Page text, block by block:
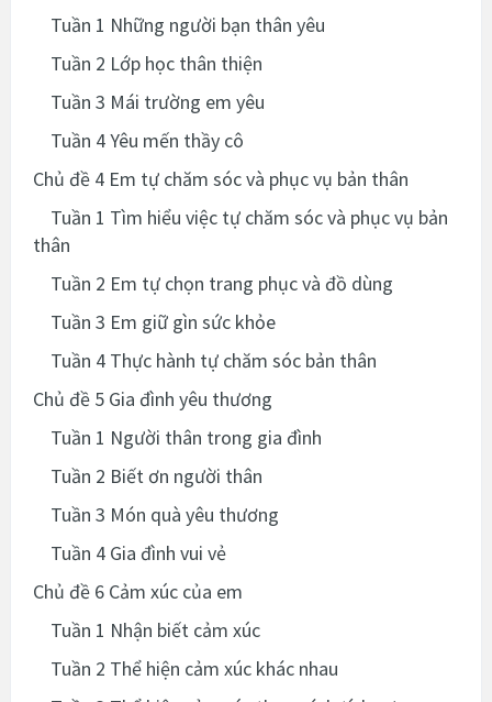
Tuần 1 Những người bạn thân yêu
Tuần 2 Lớp học thân thiện
Tuần 3 Mái trường em yêu
Tuần 4 Yêu mến thầy cô
Chủ đề 4 Em tự chăm sóc và phục vụ bản thân
Tuần 1 Tìm hiểu việc tự chăm sóc và phục vụ bản
thân
Tuần 2 Em tự chọn trang phục và đồ dùng
Tuần 3 Em giữ gìn sức khỏe
Tuần 4 Thực hành tự chăm sóc bản thân
Chủ đề 5 Gia đình yêu thương
Tuần 1 Người thân trong gia đình
Tuần 2 Biết ơn người thân
Tuần 3 Món quà yêu thương
Tuần 4 Gia đình vui vẻ
Chủ đề 6 Cảm xúc của em
Tuần 1 Nhận biết cảm xúc
Tuần 2 Thể hiện cảm xúc khác nhau